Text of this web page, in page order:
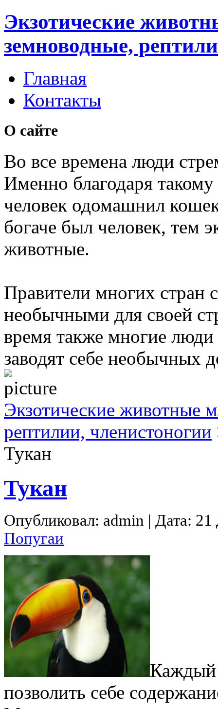
Экзотические
земноводные,
Главная
Контакты
О сайте
Во все времена люди
Именно благодаря
человек одомашнил
богаче был человек, тем
животные.
Правители многих стран
необычными для своей
время также многие люди
заводят себе
Экзотические животные
рептилии, членистоногии
Тукан
Тукан
Опубликовал: admin | Дата:
Попугаи
Каждый
позволить себе